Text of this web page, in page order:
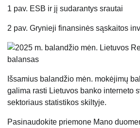
1 pav. ESB ir jį sudarantys srautai
2 pav. Grynieji finansinės sąskaitos
Išsamius balandžio mėn. mokėjimų
galima rasti Lietuvos banko interneto
sektoriaus statistikos skiltyje.
Pasinaudokite priemone Mano